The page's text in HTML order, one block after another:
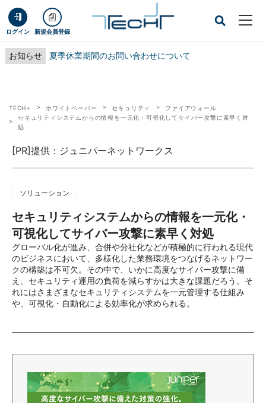
ログイン 新規会員登録
お知らせ 夏季休業期間のお問い合わせについて
TECH+ ホワイトペーパー セキュリティ
ファイアウォール
セキュリティシステムからの情報を一元化・可視化してサイバー攻撃に素早く対
処
[PR]提供：ジュニパーネットワークス
ソリューション
セキュリティシステムからの情報を一元化・
可視化してサイバー攻撃に素早く対処
グローバル化が進み、合併や分社化などが積極的に行われる現代
のビジネスにおいて、多様化した業務環境をつなげるネットワー
クの構築は不可欠。その中で、いかに高度なサイバー攻撃に備
え、セキュリティ運用の負荷を減らすかは大きな課題だろう。そ
れにはさまざまなセキュリティシステムを一元管理する仕組み
や、可視化・自動化による効率化が求められる。